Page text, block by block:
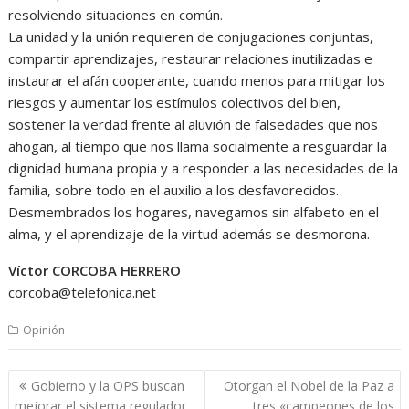
resolviendo situaciones en común.
La unidad y la unión requieren de conjugaciones conjuntas,
compartir aprendizajes, restaurar relaciones inutilizadas e
instaurar el afán cooperante, cuando menos para mitigar los
riesgos y aumentar los estímulos colectivos del bien,
sostener la verdad frente al aluvión de falsedades que nos
ahogan, al tiempo que nos llama socialmente a resguardar la
dignidad humana propia y a responder a las necesidades de la
familia, sobre todo en el auxilio a los desfavorecidos.
Desmembrados los hogares, navegamos sin alfabeto en el
alma, y el aprendizaje de la virtud además se desmorona.
Víctor CORCOBA HERRERO
corcoba@telefonica.net
Opinión
Navegación
Gobierno y la OPS buscan
Otorgan el Nobel de la Paz a